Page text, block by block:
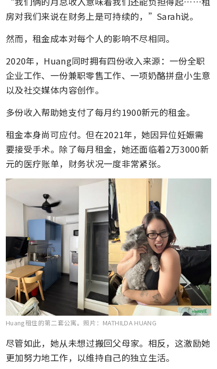
房对我们来说在财务上是可持续的，”Sarah说。
然而，租金成本对每个人的影响不尽相同。
2020年，Huang同时拥有四份收入来源：一份全职
企业工作、一份兼职零售工作、一项奶酪拼盘小生意
以及社交媒体内容创作。
多份收入帮助她支付了每月约1900新元的租金。
租金本身尚可应付。但在2021年，她因异位妊娠需
要接受手术。除了每月租金，她还面临着2万3000新
元的医疗账单，财务状况一度非常紧张。
Huang租住的第二套公寓。 照片：MATHILDA HUANG
尽管如此，她从未想过搬回父母家。相反，这激励她
更加努力地工作，以维持自己的独立生活。